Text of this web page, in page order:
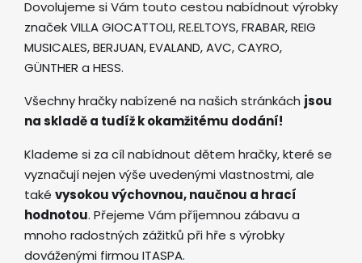
Dovolujeme si Vám touto cestou nabídnout výrobky
značek VILLA GIOCATTOLI, RE.ELTOYS, FRABAR, REIG
MUSICALES, BERJUAN, EVALAND, AVC, CAYRO,
GÜNTHER a HESS.
Všechny hračky nabízené na našich stránkách jsou
na skladě a tudíž k okamžitému dodání!
Klademe si za cíl nabídnout dětem hračky, které se
vyznačují nejen výše uvedenými vlastnostmi, ale
také vysokou výchovnou, naučnou a hrací
hodnotou. Přejeme Vám příjemnou zábavu a
mnoho radostných zážitků při hře s výrobky
dováženými firmou ITASPA.